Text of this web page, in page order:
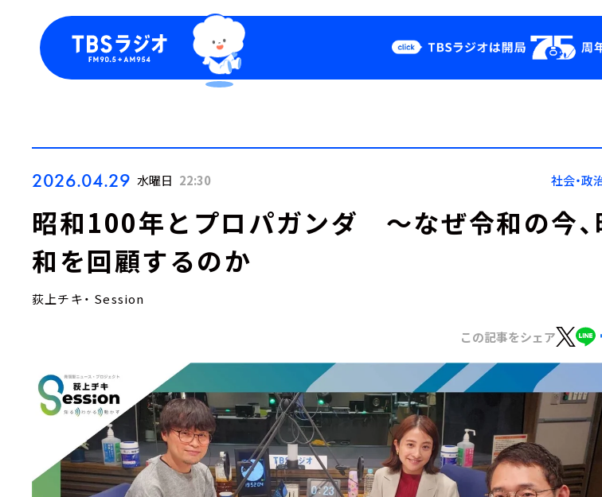
Podcast
YouTube
会社情報
2026.04.29 水曜日 22:30 社会・政
昭和100年とプロパガンダ ～なぜ令和の今、
和を回顧するのか
荻上チキ・ Session
この記事をシェア